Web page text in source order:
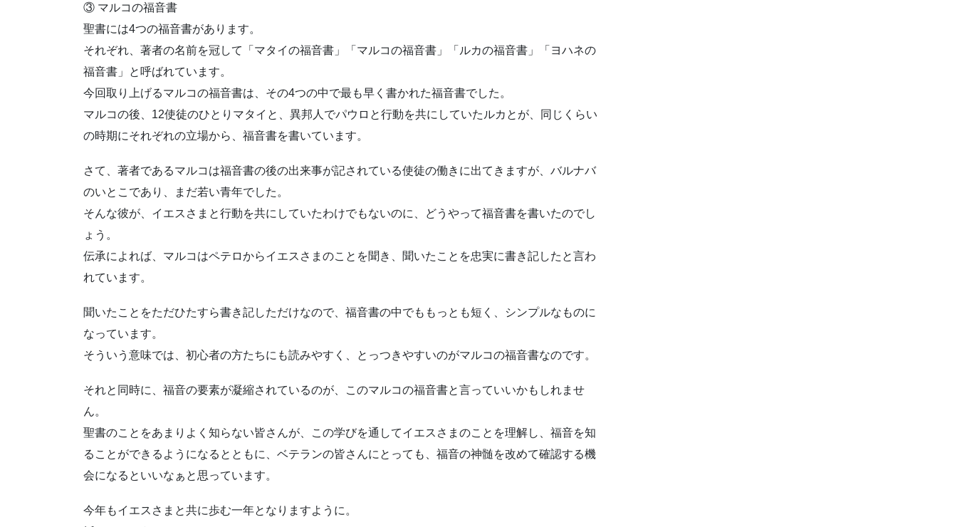
③ マルコの福音書
聖書には4つの福音書があります。
それぞれ、著者の名前を冠して「マタイの福音書」「マルコの福音書」「ルカの福音書」「ヨハネの
福音書」と呼ばれています。
今回取り上げるマルコの福音書は、その4つの中で最も早く書かれた福音書でした。
マルコの後、12使徒のひとりマタイと、異邦人でパウロと行動を共にしていたルカとが、同じくらい
の時期にそれぞれの立場から、福音書を書いています。
さて、著者であるマルコは福音書の後の出来事が記されている使徒の働きに出てきますが、バルナバ
のいとこであり、まだ若い青年でした。
そんな彼が、イエスさまと行動を共にしていたわけでもないのに、どうやって福音書を書いたのでし
ょう。
伝承によれば、マルコはペテロからイエスさまのことを聞き、聞いたことを忠実に書き記したと言わ
れています。
聞いたことをただひたすら書き記しただけなので、福音書の中でももっとも短く、シンプルなものに
なっています。
そういう意味では、初心者の方たちにも読みやすく、とっつきやすいのがマルコの福音書なのです。
それと同時に、福音の要素が凝縮されているのが、このマルコの福音書と言っていいかもしれませ
ん。
聖書のことをあまりよく知らない皆さんが、この学びを通してイエスさまのことを理解し、福音を知
ることができるようになるとともに、ベテランの皆さんにとっても、福音の神髄を改めて確認する機
会になるといいなぁと思っています。
今年もイエスさまと共に歩む一年となりますように。